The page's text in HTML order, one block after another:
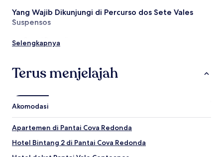
berubah
sewaktu-
waktu.
tambahan
Yang Wajib Dikunjungi di Percurso dos Sete Vales
Suspensos
Pantai Benagil
Pantai Carvalho
Pantai Vale Centeanes
Mercusuar Alfanzina
Slide and Splash Water Park
Kasino Algarve
Aqua Portimão Shopping Center
Mall Algarve
Vale de Milho Golf
Selengkapnya
Terus menjelajah
Akomodasi
Apartemen di Pantai Cova Redonda
Hotel Bintang 2 di Pantai Cova Redonda